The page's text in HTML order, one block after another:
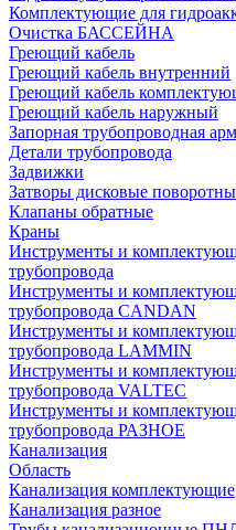
Комплектующие для
Очистка БАССЕЙНА
Греющий кабель
Греющий кабель внутренний
Греющий кабель
Греющий кабель наружный
Запорная трубопроводная
Детали трубопровода
Задвижки
Затворы дисковые
Клапаны обратные
Краны
Инструменты и
трубопровода
Инструменты и
трубопровода CANDAN
Инструменты и
трубопровода LAMMIN
Инструменты и
трубопровода VALTEC
Инструменты и
трубопровода РАЗНОЕ
Канализация
Область
Канализация комплектующие
Канализация разное